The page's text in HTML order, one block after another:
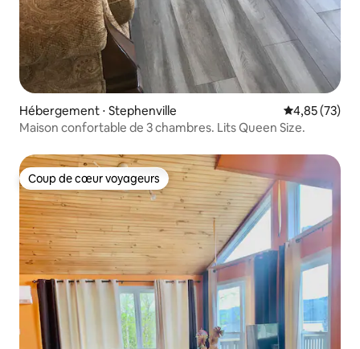
Hébergement ⋅ Stephenville Évaluation
4,85 (73)
Maison confortable de 3 chambres. Lits Queen Size.
Coup de cœur voyageurs
Coup de cœur voyageurs